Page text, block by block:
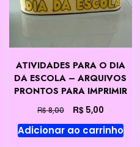
ATIVIDADES PARA O DIA
DA ESCOLA – ARQUIVOS
PRONTOS PARA IMPRIMIR
R$8,00
preço
original
R$5,00O
preço
atual
Adicionar ao carrinho